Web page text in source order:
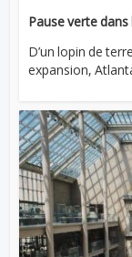
Pause verte
D’un lopin de
expansion,